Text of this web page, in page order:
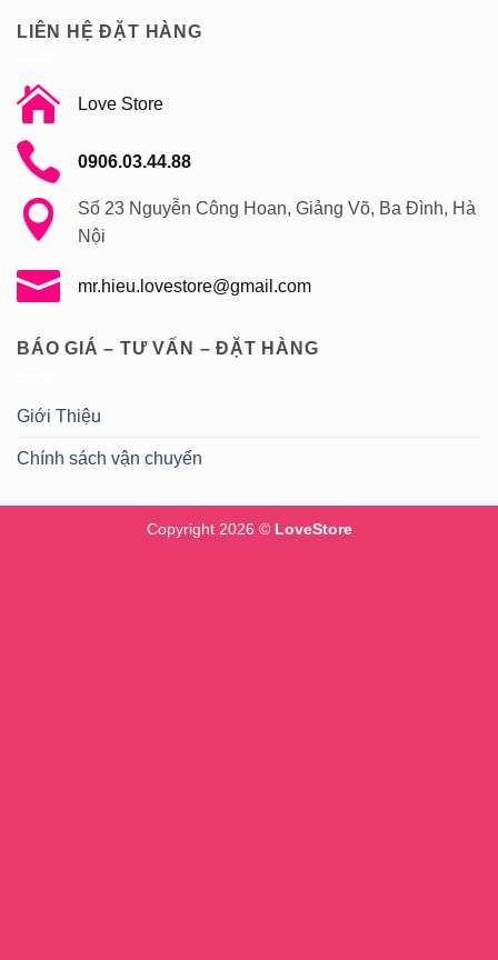
LIÊN HỆ ĐẶT HÀNG
Love Store
0906.03.44.88
Số 23 Nguyễn Công Hoan, Giảng Võ, Ba Đình, Hà
Nội
mr.hieu.lovestore@gmail.com
BÁO GIÁ – TƯ VẤN – ĐẶT HÀNG
Giới Thiệu
Chính sách vận chuyển
Copyright 2026 © LoveStore